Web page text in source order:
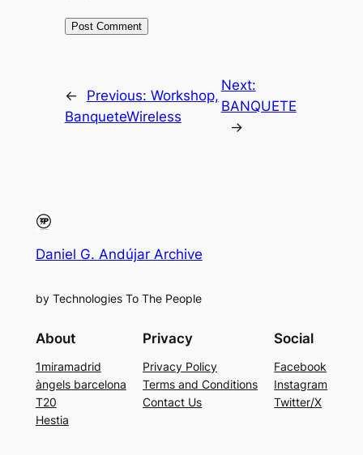
← Previous: Workshop,
BanqueteWireless
Next:
BANQUETE
→
Daniel G. Andújar Archive
by Technologies To The People
About
1miramadrid
àngels barcelona
T20
Hestia
Privacy
Privacy Policy
Terms and Conditions
Contact Us
Social
Facebook
Instagram
Twitter/X